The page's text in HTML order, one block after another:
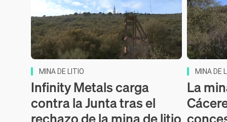
MINA DE LITIO
Infinity Metals carga
contra la Junta tras el
MINA DE
La